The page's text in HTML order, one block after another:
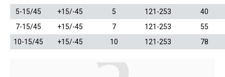
5-15/45
+15/-45 5 121-253
40
7-15/45
+15/-45 7 121-253
55
10-15/45
+15/-45 10 121-253 78